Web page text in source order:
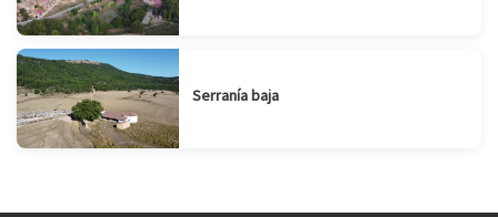
Serranía baja